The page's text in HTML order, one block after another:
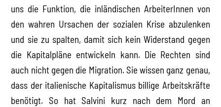
uns die Funktion, die inländischen ArbeiterInnen von
den wahren Ursachen der sozialen Krise abzulenken
und sie zu spalten, damit sich kein Widerstand gegen
die Kapitalpläne entwickeln kann. Die Rechten sind
auch nicht gegen die Migration. Sie wissen ganz genau,
dass der italienische Kapitalismus billige Arbeitskräfte
benötigt. So hat Salvini kurz nach dem Mord an